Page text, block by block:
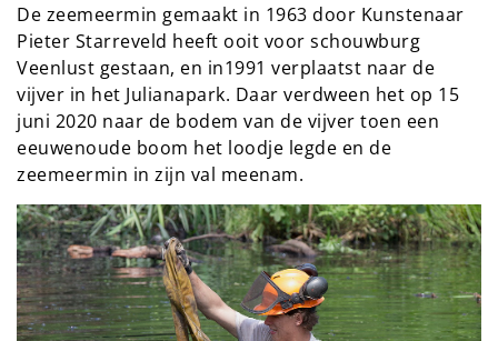
De zeemeermin gemaakt in 1963 door Kunstenaar
Pieter Starreveld heeft ooit voor schouwburg
Veenlust gestaan, en in1991 verplaatst naar de
vijver in het Julianapark. Daar verdween het op 15
juni 2020 naar de bodem van de vijver toen een
eeuwenoude boom het loodje legde en de
zeemeermin in zijn val meenam.